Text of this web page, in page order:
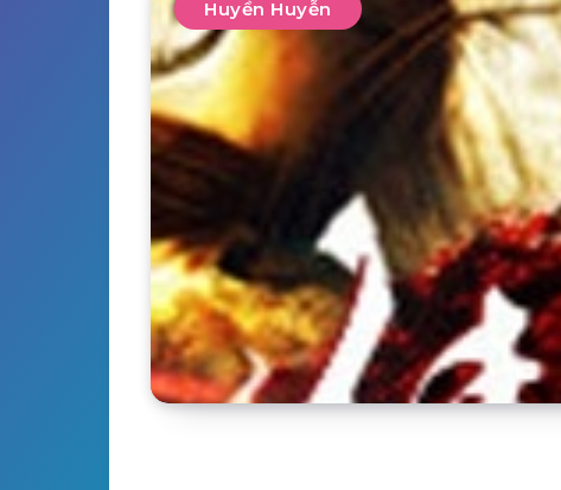
Huyền Huyễn